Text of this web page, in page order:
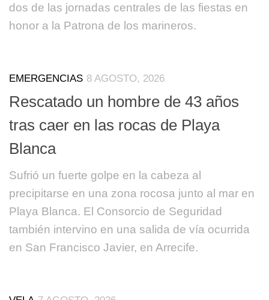
dos de las jornadas centrales de las fiestas en
honor a la Patrona de los marineros.
EMERGENCIAS 8 AGOSTO, 2026
Rescatado un hombre de 43 años
tras caer en las rocas de Playa
Blanca
Sufrió un fuerte golpe en la cabeza al
precipitarse en una zona rocosa junto al mar en
Playa Blanca. El Consorcio de Seguridad
también intervino en una salida de vía ocurrida
en San Francisco Javier, en Arrecife.